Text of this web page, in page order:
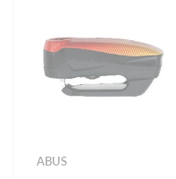
ABUS